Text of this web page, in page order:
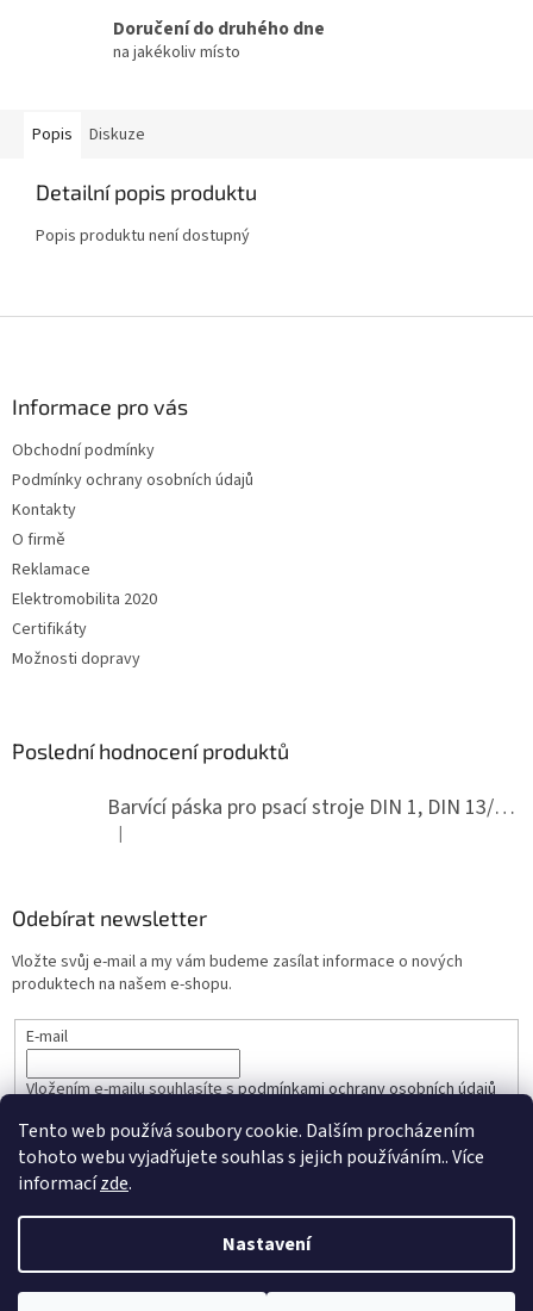
Tento web používá soubory cookie. Dalším procházením
tohoto webu vyjadřujete souhlas s jejich používáním.. Více
informacízde.
Nastavení
Doručení do druhého dne
na jakékoliv místo
Popis Diskuze
Detailní popis produktu
Popis produktu není dostupný
Informace pro vás
Obchodní podmínky
Podmínky ochrany osobních údajů
Kontakty
O firmě
Reklamace
Elektromobilita 2020
Certifikáty
Možnosti dopravy
Poslední hodnocení produktů
Barvící páska pro psací stroje DIN 1, DIN 13/10, LAND, PA červenočerná
Hodnocení produktu je 5 z 5 hvězdiček.
|
Odebírat newsletter
Vložte svůj e-mail a my vám budeme zasílat informace o nových
produktech na našem e-shopu.
E-mail
Vložením e-mailu souhlasíte spodmínkami ochrany osobních údajů
PŘIHLÁSIT SE
Vytvořil Shoptet